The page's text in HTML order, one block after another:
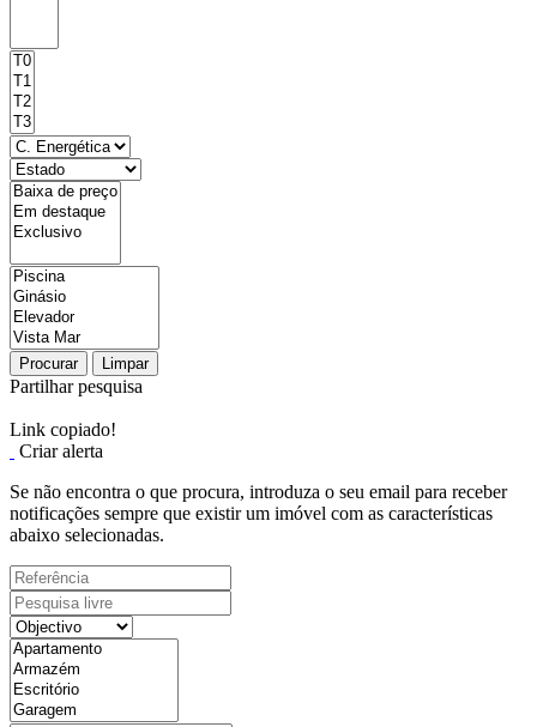
Procurar Limpar
Partilhar pesquisa
Link copiado!
Criar alerta
Se não encontra o que procura, introduza o seu email para receber
notificações sempre que existir um imóvel com as características
abaixo selecionadas.